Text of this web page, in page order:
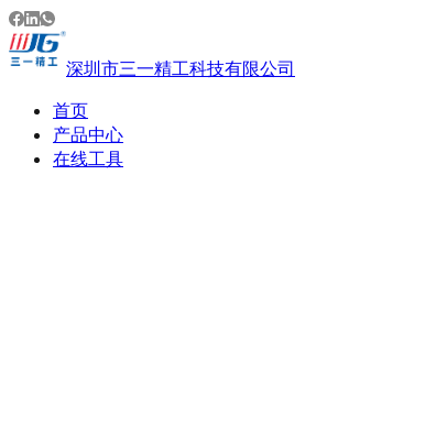
深圳市三一精工科技有限公司
首页
产品中心
在线工具